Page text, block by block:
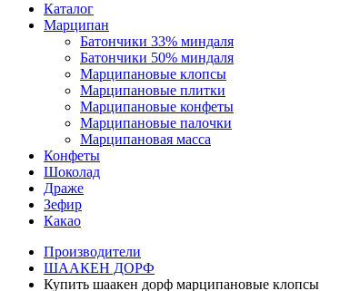
Каталог
Марципан
Батончики 33% миндаля
Батончики 50% миндаля
Марципановые клопсы
Марципановые плитки
Марципановые конфеты
Марципановые палочки
Марципановая масса
Конфеты
Шоколад
Драже
Зефир
Какао
Производители
ШААКЕН ДОРФ
Купить шаакен дорф марципановые клопсы